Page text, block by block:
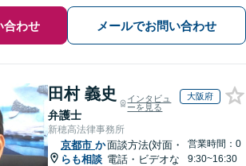
合わせ メールでお問い合わせ
田村 義史
弁護士
インタビュ
ーを見る
大阪府
新穂高法律事務所
京都市 か
らも相談
面談方法(対面・
電話・ビデオな
営業時間：0
9:30~16:30